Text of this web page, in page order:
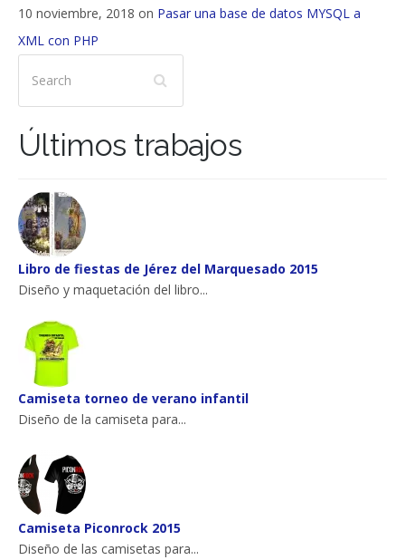
10 noviembre, 2018 on Pasar una base de datos MYSQL a
XML con PHP
Últimos trabajos
Libro de fiestas de Jérez del Marquesado 2015
Diseño y maquetación del libro...
Camiseta torneo de verano infantil
Diseño de la camiseta para...
Camiseta Piconrock 2015
Diseño de las camisetas para...